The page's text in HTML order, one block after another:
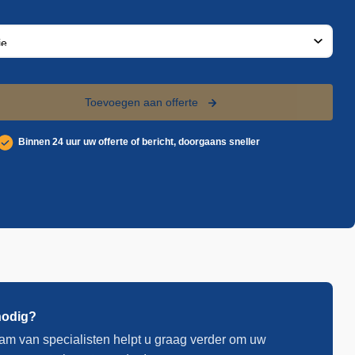
Toevoegen aan offerte
Binnen 24 uur uw offerte of bericht, doorgaans sneller
van specialisten helpt u graag verder om uw